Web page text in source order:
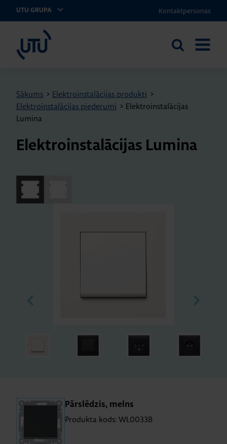
UTU GRUPA Kontaktpersonas
Meklēt
Sākums > Elektroinstalācijas produkti >
Elektroinstalācijas piederumi > Elektroinstalācijas
Lumina
Elek­troin­sta­lā­ci­jas Lu­mina
Pār­slē­dzis, melns
Produkta kods: WL0033B